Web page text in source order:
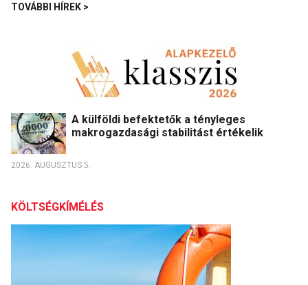
TOVÁBBI HÍREK >
A külföldi befektetők a tényleges
makrogazdasági stabilitást értékelik
2026. AUGUSZTUS 5.
KÖLTSÉGKÍMÉLÉS